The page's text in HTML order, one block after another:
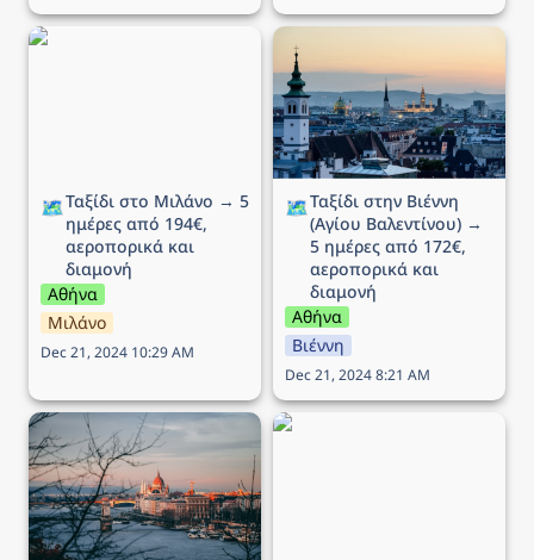
Ταξίδι στο Μιλάνο → 5
🗺️Ταξίδι στο Μιλάνο → 5
ημέρες από 194€,
αεροπορικά και
διαμονή
Αθήνα
Μιλάνο
Dec 21, 2024 10:29 AM
Ταξίδι στην Βιέννη (Αγίου
Βαλεντίνου) → 5 ημέρες
από 172€, αεροπορικά
και διαμονή
🗺️Ταξίδι στην Βιέννη
(Αγίου Βαλεντίνου) →
5 ημέρες από 172€,
αεροπορικά και
διαμονή
Αθήνα
Βιέννη
Dec 21, 2024 8:21 AM
Ταξίδι στην Βουδαπέστη
→ 4 ημέρες (ΠΣΚ) από
102€, αεροπορικά και
διαμονή
Ταξίδι στην Νάπολη → 5